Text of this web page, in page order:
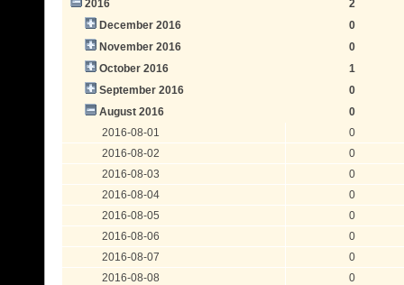
2016
2
December 2016
0
November 2016
0
October 2016
1
September 2016
0
August 2016
0
2016-08-01
0
2016-08-02
0
2016-08-03
0
2016-08-04
0
2016-08-05
0
2016-08-06
0
2016-08-07
0
2016-08-08
0